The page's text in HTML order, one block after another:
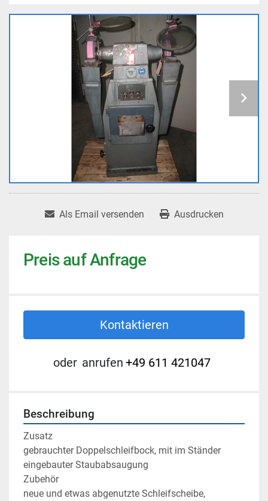
Als Email versenden Ausdrucken
Preis auf Anfrage
Kontaktieren
oder anrufen +49 611 421047
Beschreibung
Zusatz
gebrauchter Doppelschleifbock, mit im Ständer
eingebauter Staubabsaugung
Zubehör
neue und etwas abgenutzte Schleifscheibe,